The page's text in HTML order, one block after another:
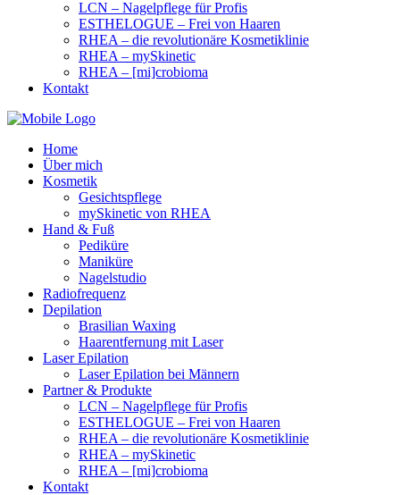
LCN – Nagelpflege für Profis
ESTHELOGUE – Frei von Haaren
RHEA – die revolutionäre Kosmetiklinie
RHEA – mySkinetic
RHEA – [mi]crobioma
Kontakt
Home
Über mich
Kosmetik
Gesichtspflege
mySkinetic von RHEA
Hand & Fuß
Pediküre
Maniküre
Nagelstudio
Radiofrequenz
Depilation
Brasilian Waxing
Haarentfernung mit Laser
Laser Epilation
Laser Epilation bei Männern
Partner & Produkte
LCN – Nagelpflege für Profis
ESTHELOGUE – Frei von Haaren
RHEA – die revolutionäre Kosmetiklinie
RHEA – mySkinetic
RHEA – [mi]crobioma
Kontakt